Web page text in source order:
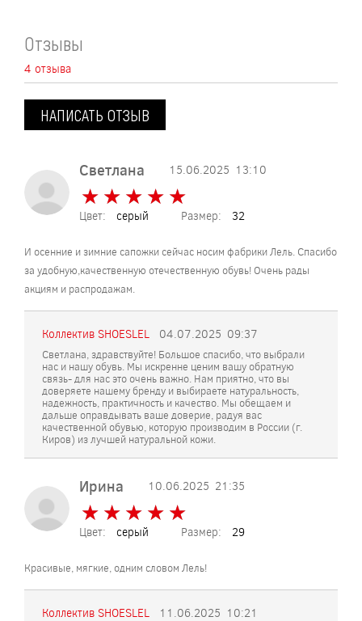
Отзывы
4 отзыва
НАПИСАТЬ ОТЗЫВ
Светлана 15.06.2025 13:10
★ ★ ★ ★ ★
★ ★ ★ ★ ★
Цвет: серый Размер: 32
И осенние и зимние сапожки сейчас носим фабрики Лель. Спасибо
за удобную,качественную отечественную обувь! Очень рады
акциям и распродажам.
Коллектив SHOESLEL 04.07.2025 09:37
Светлана, здравствуйте! Большое спасибо, что выбрали
нас и нашу обувь. Мы искренне ценим вашу обратную
связь- для нас это очень важно. Нам приятно, что вы
доверяете нашему бренду и выбираете натуральность,
надежность, практичность и качество. Мы обещаем и
дальше оправдывать ваше доверие, радуя вас
качественной обувью, которую производим в России (г.
Киров) из лучшей натуральной кожи.
Ирина 10.06.2025 21:35
★ ★ ★ ★ ★
★ ★ ★ ★ ★
Цвет: серый Размер: 29
Красивые, мягкие, одним словом Лель!
Коллектив SHOESLEL 11.06.2025 10:21